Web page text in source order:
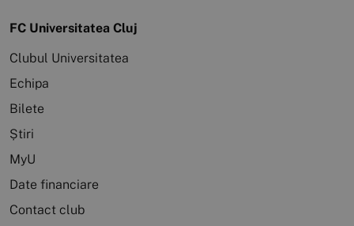
FC Universitatea Cluj
Clubul Universitatea
Echipa
Bilete
Știri
MyU
Date financiare
Contact club